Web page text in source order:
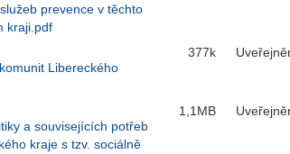
prevence v těchto
kraji.pdf
Libereckého
377k
a souvisejících potřeb
kraje s tzv. sociálně
1,1MB